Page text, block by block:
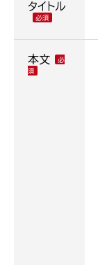
タイトル
本文